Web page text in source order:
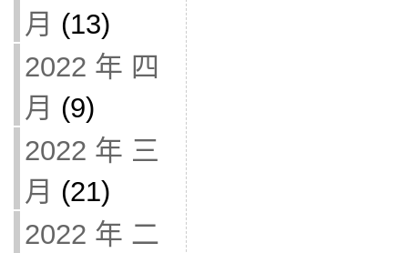
月 (13)
2022 年 四
月 (9)
2022 年 三
月 (21)
2022 年 二